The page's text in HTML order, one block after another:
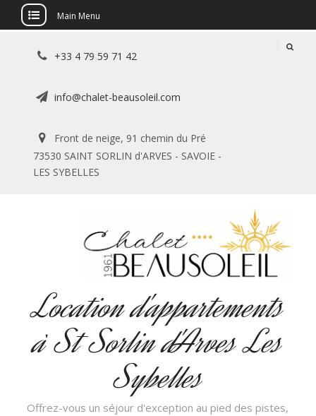
Main Menu
+33 4 79 59 71 42
info@chalet-beausoleil.com
Front de neige, 91 chemin du Pré
73530 SAINT SORLIN d'ARVES - SAVOIE -
LES SYBELLES
Location d'appartements
à St Sorlin d'Arves Les
Sybelles
Offrez-vous un séjour d'exception au pied des pistes,